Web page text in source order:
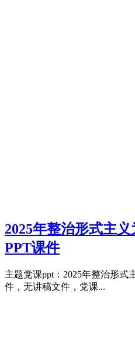
2025年整治形式主
PPT课件
主题党课ppt：2025年整治形式
件，无讲稿文件，党课...